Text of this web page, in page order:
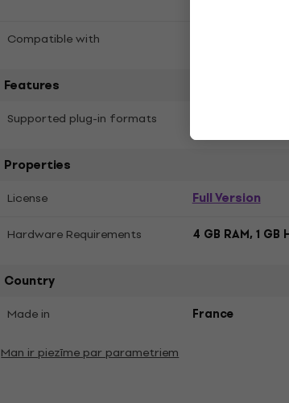
Compatible with
Features
Supported plug-in formats
Properties
License Full Version
Hardware Requirements
4 GB RAM, 1 GB
Country
Made in France
Man ir piezīme par parametriem